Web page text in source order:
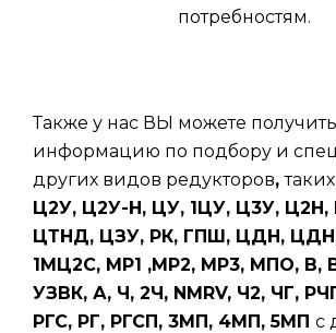
потребностям.
Также у нас ВЫ можете получить
информацию по подбору и
других видов редукторов,таких
Ц2У, Ц2У-Н, ЦУ, 1ЦУ, Ц3У,
ЦТНД, ЦЗУ, РК, ГПШ, ЦДН,
1МЦ2С, МР1 ,МР2, МР3, МПО, В,
УЗВК, А, Ч, 2Ч, NMRV, Ч2, ЧГ,
РГС, РГ, РГСП, 3МП, 4МП, 5МП с